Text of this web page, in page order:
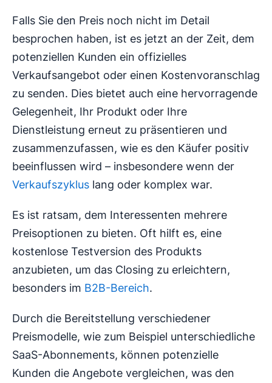
Falls Sie den Preis noch nicht im Detail
besprochen haben, ist es jetzt an der Zeit, dem
potenziellen Kunden ein offizielles
Verkaufsangebot oder einen Kostenvoranschlag
zu senden. Dies bietet auch eine hervorragende
Gelegenheit, Ihr Produkt oder Ihre
Dienstleistung erneut zu präsentieren und
zusammenzufassen, wie es den Käufer positiv
beeinflussen wird – insbesondere wenn der
Verkaufszyklus lang oder komplex war.
Es ist ratsam, dem Interessenten mehrere
Preisoptionen zu bieten. Oft hilft es, eine
kostenlose Testversion des Produkts
anzubieten, um das Closing zu erleichtern,
besonders im B2B-Bereich.
Durch die Bereitstellung verschiedener
Preismodelle, wie zum Beispiel unterschiedliche
SaaS-Abonnements, können potenzielle
Kunden die Angebote vergleichen, was den